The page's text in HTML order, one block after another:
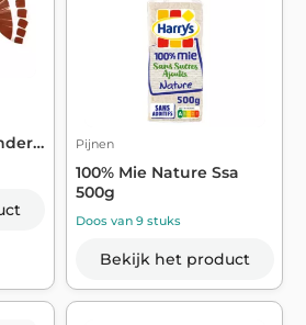
Pijnen
100% Mie Nature Ssa
500g
Doos van 9 stuks
Bekijk het product